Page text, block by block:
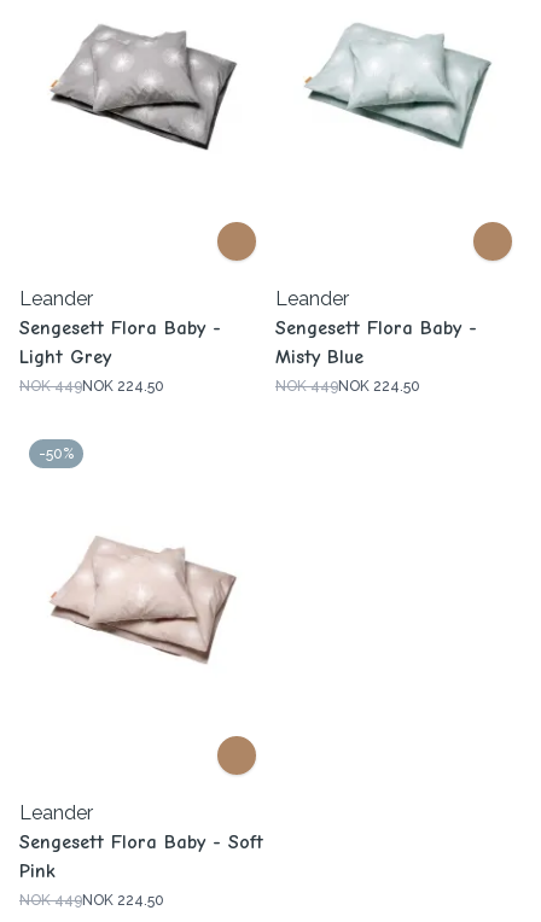
Leander
Sengesett Flora Baby -
Light Grey
NOK 449NOK 224.50
Leander
Sengesett Flora Baby -
Misty Blue
NOK 449NOK 224.50
-50%
Leander
Sengesett Flora Baby - Soft
Pink
NOK 449NOK 224.50